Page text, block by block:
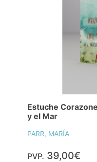
Estuche
y el Mar
PARR, MARÍA
PVP. 39,00€